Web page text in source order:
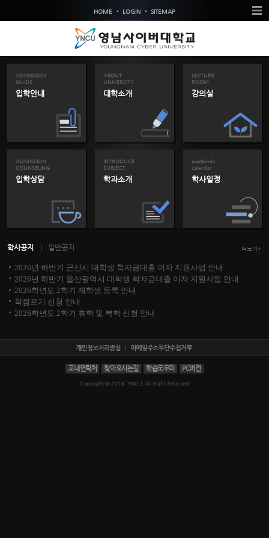
HOME • LOGIN • SITEMAP
ADMISSION
GUIDE
입학안내
ABOUT
UNIVERSITY
대학소개
LECTURE
ROOM
강의실
ADMISSION
COUNSELING
입학상담
INTRODUCE
SUBJECT
학과소개
academic
calendar
학사일정
학사공지 일반공지 더보기+
2026년 하반기 군산시 대학생 학자금대출 이자 지원사업 안내
2026년 하반기 울산광역시 대학생 학자금대출 이자 지원사업 안내
2026학년도 2학기 재학생 등록 안내
학점포기 신청 안내
2026학년도 2학기 휴학 및 복학 신청 안내
교내연락처 찾아오시는길 학습도우미 PC버전